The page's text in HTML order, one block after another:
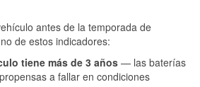
antes de la temporada de
de estos indicadores:
tiene más de 3 años — las baterías
a fallar en condiciones